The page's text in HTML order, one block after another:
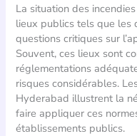
La situation des
lieux publics tels que les
questions critiques sur
Souvent, ces lieux sont
réglementations
risques considérables.
Hyderabad illustrent la
faire appliquer ces
établissements publics.